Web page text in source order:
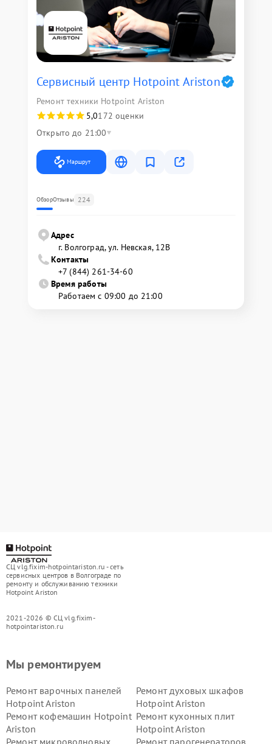
Сервисный центр Hotpoint Ariston
Ремонт техники Hotpoint Ariston
5,0172 оценки
Открыто до 21:00
Маршрут
ОбзорОтзывы 224
Адрес
г. Волгоград, ул. Невская, 12В
Контакты
+7 (844) 261-34-60
Время работы
Работаем с 09:00 до 21:00
СЦ vlg.fixim-hotpointariston.ru - сеть
сервисных центров в Волгограде по
ремонту и обслуживанию техники
Hotpoint Ariston
2021-2026 © СЦ vlg.fixim-
hotpointariston.ru
Мы ремонтируем
Ремонт варочных панелей
Hotpoint Ariston
Ремонт духовых шкафов
Hotpoint Ariston
Ремонт кофемашин Hotpoint
Ariston
Ремонт кухонных плит
Hotpoint Ariston
Ремонт микроволновых
Ремонт парогенераторов